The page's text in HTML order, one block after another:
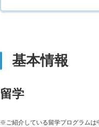
基本情報
留学
※ご紹介している留学プログラムは